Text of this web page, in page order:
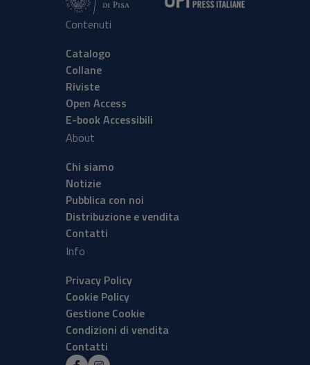
Contenuti
Catalogo
Collane
Riviste
Open Access
E-book Accessibili
About
Chi siamo
Notizie
Pubblica con noi
Distribuzione e vendita
Contatti
Info
Privacy Policy
Cookie Policy
Gestione Cookie
Condizioni di vendita
Contatti